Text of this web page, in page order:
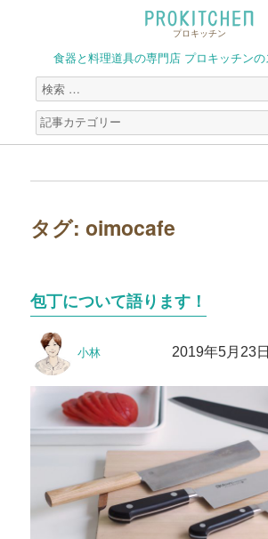
プロキッチン
食器と料理道具の専門店 プロキッチン
検
索
対
象:
タグ:oimocafe
包丁について語ります！
稿
小林稿
2019年5月23日